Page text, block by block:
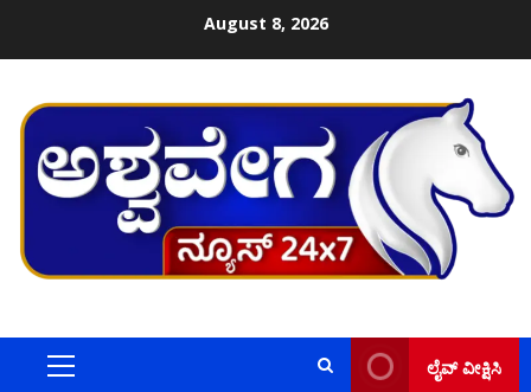
August 8, 2026
Primary
ಲೈವ್ ವೀಕ್ಷಿಸಿ